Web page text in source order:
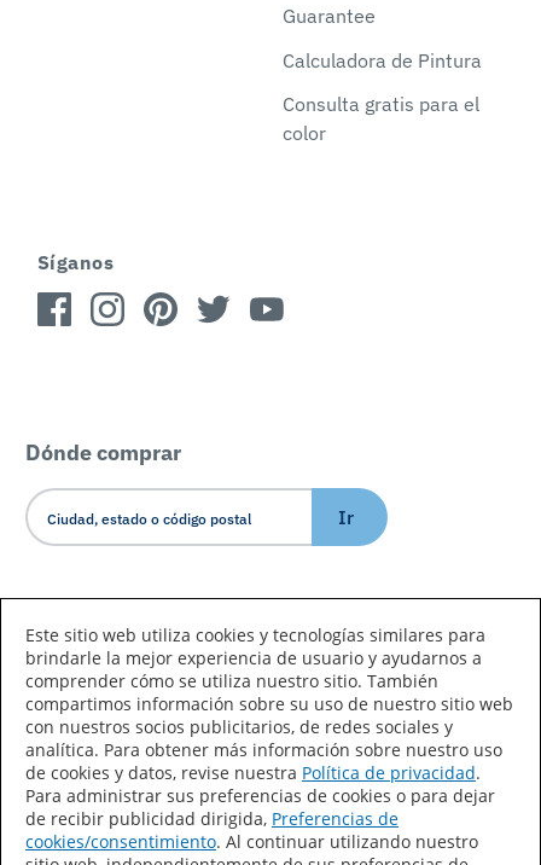
Guarantee
Calculadora de Pintura
Consulta gratis para el
color
Síganos
Dónde comprar
Ir
Declaración de accesibilidad
Mapa del sitio
Términos de uso
Privacidad
Este sitio web utiliza cookies y tecnologías similares para
brindarle la mejor experiencia de usuario y ayudarnos a
comprender cómo se utiliza nuestro sitio. También
compartimos información sobre su uso de nuestro sitio web
con nuestros socios publicitarios, de redes sociales y
analítica. Para obtener más información sobre nuestro uso
de cookies y datos, revise nuestra Política de privacidad.
Para administrar sus preferencias de cookies o para dejar
de recibir publicidad dirigida, Preferencias de
cookies/consentimiento. Al continuar utilizando nuestro